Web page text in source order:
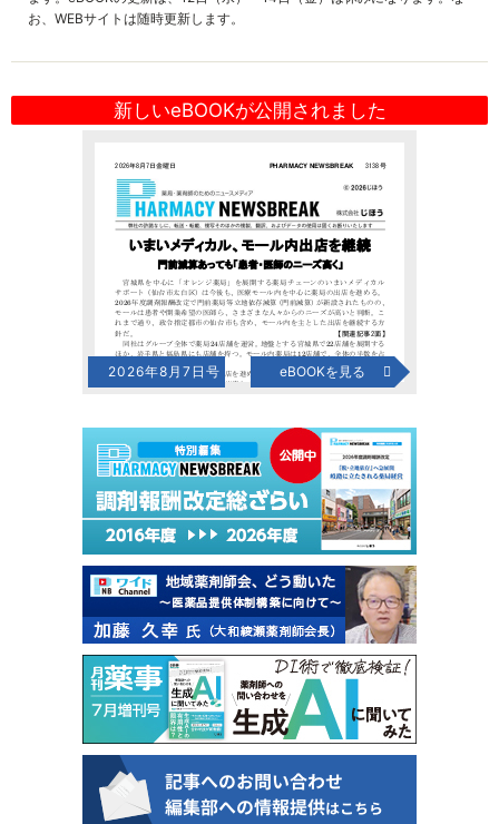
お、WEBサイトは随時更新します。
新しいeBOOKが公開されました
2026年8月7日号 eBOOKを見る